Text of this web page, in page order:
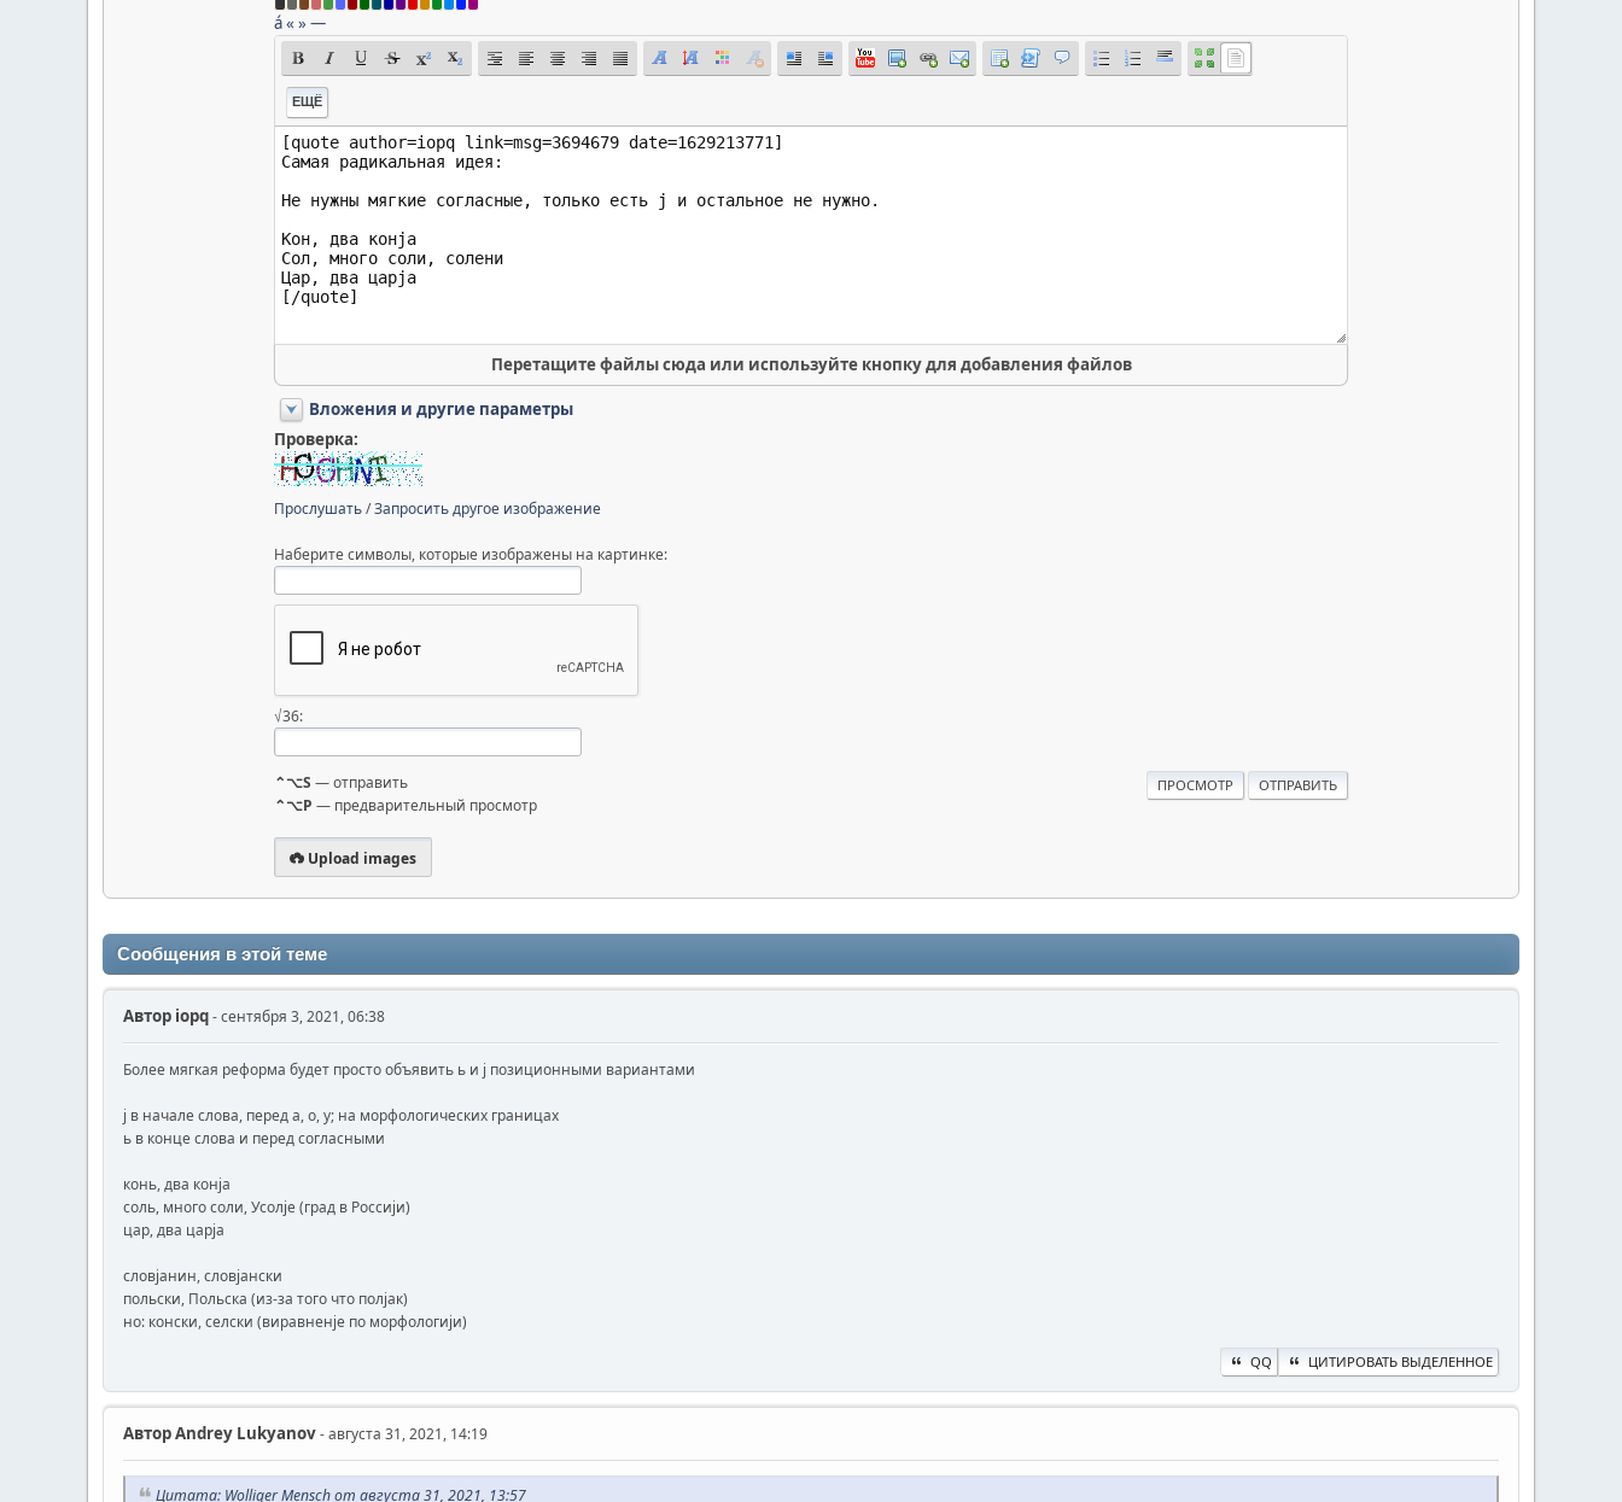
á« »—
ЕЩЁ
Перетащите файлы сюда или используйте кнопку для добавления файлов
Вложения и другие параметры
Проверка:
Прослушать/Запросить другое изображение
Наберите символы, которые изображены на картинке:
√36:
⌃⌥S — отправить
⌃⌥P — предварительный просмотр
Upload images
Сообщения в этой теме
Автор iopq- сентября 3, 2021, 06:38
Более мягкая реформа будет просто объявить ь и j позиционными вариантами
j в начале слова, перед а, о, у; на морфологических границах
ь в конце слова и перед согласными
конь, два конjа
соль, много соли, Усолjе (град в Россиjи)
цар, два царjа
словjанин, словjански
польски, Польска (из-за того что полjак)
но: конски, селски (виравненjе по морфологиjи)
QQ ЦИТИРОВАТЬ ВЫДЕЛЕННОЕ
АвторAndrey Lukyanov- августа 31, 2021, 14:19
Цитата: Wolliger Mensch от августа 31, 2021, 13:57